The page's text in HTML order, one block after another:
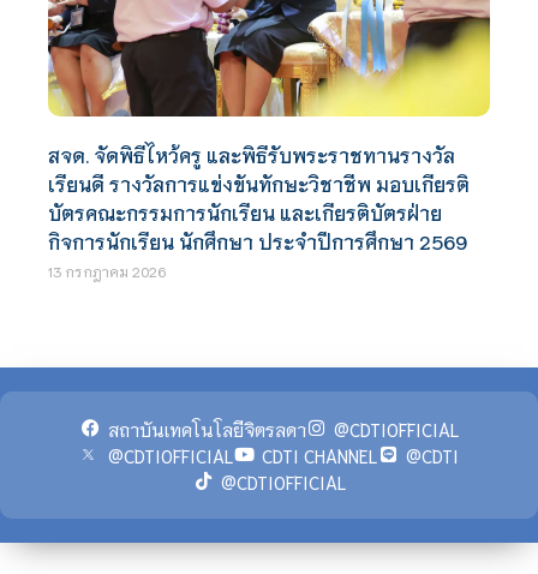
สจด. จัดพิธีไหว้ครู และพิธีรับพระราชทานรางวัล
เรียนดี รางวัลการแข่งขันทักษะวิชาชีพ มอบเกียรติ
บัตรคณะกรรมการนักเรียน และเกียรติบัตรฝ่าย
กิจการนักเรียน นักศึกษา ประจำปีการศึกษา 2569
13 กรกฎาคม 2026
สถาบันเทคโนโลยีจิตรลดา
@CDTIOFFICIAL
@CDTIOFFICIAL
CDTI CHANNEL
@CDTI
@CDTIOFFICIAL